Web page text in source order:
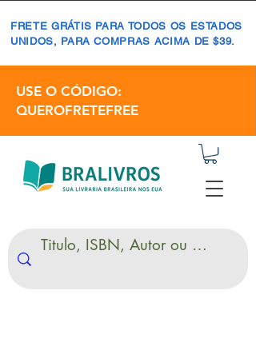
FRETE GRÁTIS PARA TODOS OS ESTADOS
UNIDOS, PARA COMPRAS ACIMA DE $39.
USE O CÓDIGO:
QUEROFRETEFREE